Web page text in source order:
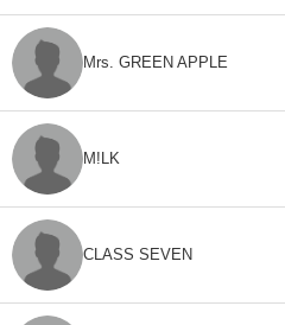
Mrs. GREEN APPLE
M!LK
CLASS SEVEN